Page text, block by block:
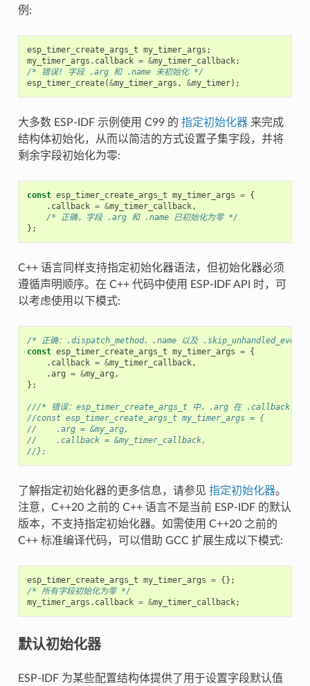
例:
esp_timer_create_args_t my_timer_args ;
my_timer_args . callback = &my_timer_callback;
/* 错误! 字段 .arg 和 .name 未初始化 */
esp_timer_create(&my_timer_args , &my_timer);
大多数 ESP-IDF 示例使用 C99 的 指定初始化器来完成
结构体初始化，从而以简洁的方式设置子集字段，并将
剩余字段初始化为零:
const esp_timer_create_args_t my_timer_args = {
. callback = &my_timer_callback,
/* 正确，字段 .arg 和 .name 已初始化为零 */
};
C++ 语言同样支持指定初始化器语法，但初始化器必须
遵循声明顺序。在 C++ 代码中使用 ESP-IDF API 时，可
以考虑使用以下模式:
/* 正确：.dispatch_method、.name 以及
const esp_timer_create_args_t my_timer_args = {
. callback = &my_timer_callback,
.arg = &my_arg ,
};
///* 错误：esp_timer_create_args_t 中，.arg 在 .callback 之
//const esp_timer_create_args_t my_timer_args = {
//    .arg = &my_arg,
//    .callback = &my_timer_callback,
//};
了解指定初始化器的更多信息，请参见 指定初始化器。
注意，C++20 之前的 C++ 语言不是当前 ESP-IDF 的默认
版本，不支持指定初始化器。如需使用 C++20 之前的
C++ 标准编译代码，可以借助 GCC 扩展生成以下模式:
esp_timer_create_args_t my_timer_args = {};
/* 所有字段初始化为零 */
my_timer_args . callback = &my_timer_callback;
默认初始化器
ESP-IDF 为某些配置结构体提供了用于设置字段默认值